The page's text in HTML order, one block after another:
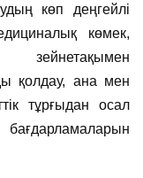
көп деңгейлі
көмек,
зейнетақымен
қолдау, ана мен
тұрғыдан осал
бағдарламаларын